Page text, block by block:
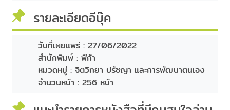
รายละเอียดอีบุ๊ค
วันที่เผยแพร่ : 27/06/2022
สำนักพิมพ์ : ฟีก้า
หมวดหมู่ : จิตวิทยา ปรัชญา และการพัฒนาตนเอง
จำนวนหน้า : 256 หน้า